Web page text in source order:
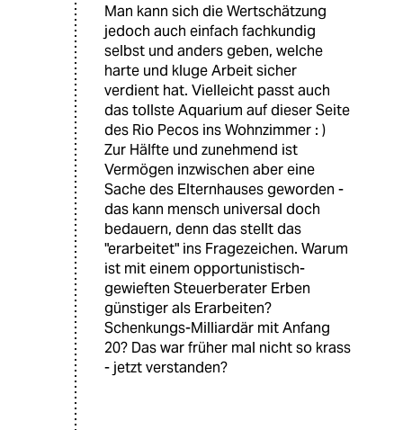
Man kann sich die Wertschätzung
jedoch auch einfach fachkundig
selbst und anders geben, welche
harte und kluge Arbeit sicher
verdient hat. Vielleicht passt auch
das tollste Aquarium auf dieser Seite
des Rio Pecos ins Wohnzimmer : )
Zur Hälfte und zunehmend ist
Vermögen inzwischen aber eine
Sache des Elternhauses geworden -
das kann mensch universal doch
bedauern, denn das stellt das
"erarbeitet" ins Fragezeichen. Warum
ist mit einem opportunistisch-
gewieften Steuerberater Erben
günstiger als Erarbeiten?
Schenkungs-Milliardär mit Anfang
20? Das war früher mal nicht so krass
- jetzt verstanden?